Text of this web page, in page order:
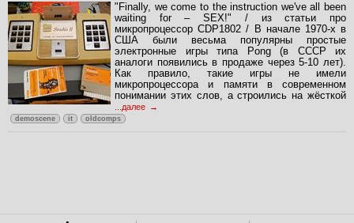
"Finally, we come to the instruction we've all been
waiting for – SEX!" / из статьи про
микропроцессор CDP1802 / В начале 1970-х в
США были весьма популярны простые
электронные игры типа Pong (в СССР их
аналоги появились в продаже через 5-10 лет).
Как правило, такие игры не имели
микропроцессора и памяти в современном
понимании этих слов, а строились на жёсткой
...далее
demoscene it oldcomps